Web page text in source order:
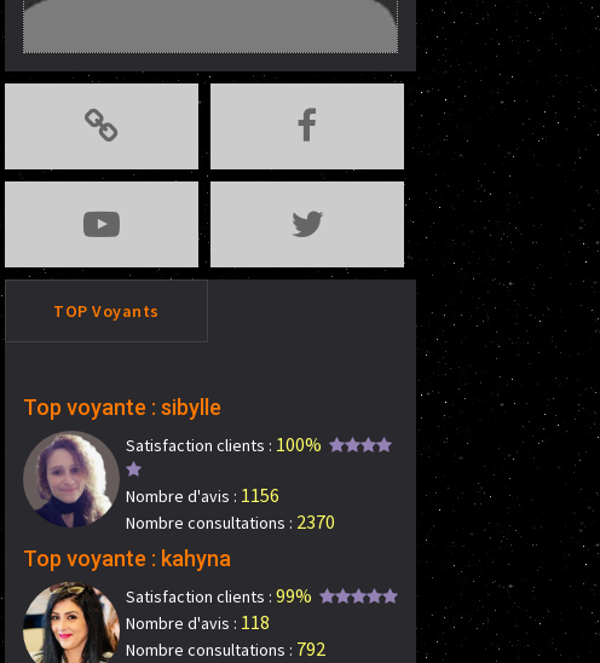
TOP Voyants
Top voyante : sibylle
Satisfaction clients : 100%
Nombre d'avis : 1156
Nombre consultations : 2370
Top voyante : kahyna
Satisfaction clients : 99%
Nombre d'avis : 118
Nombre consultations : 792